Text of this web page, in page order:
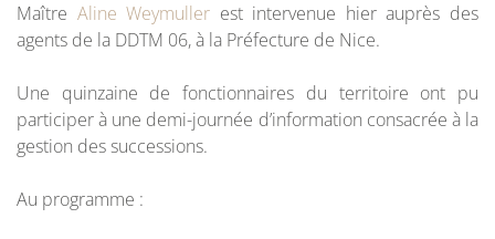
Maître Aline Weymuller est intervenue hier auprès des
agents de la DDTM 06, à la Préfecture de Nice.
Une quinzaine de fonctionnaires du territoire ont pu
participer à une demi-journée d’information consacrée à la
gestion des successions.
Au programme :